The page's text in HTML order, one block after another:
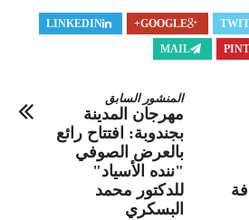
GOOGLE+
LINKEDIN
MAIL
المنشور السابق
مهرجان المدينة
بجندوبة: افتتاح رائع
بالعرض الصوفي
"ننده الأسياد"
للدكتور محمد
البسكري